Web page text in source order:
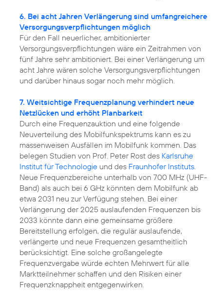
6. Bei acht Jahren Verlängerung sind umfangreichere
Versorgungsverpflichtungen möglich
Für den Fall neuerlicher, ambitionierter
Versorgungsverpflichtungen wäre ein Zeitrahmen von
fünf Jahre sehr ambitioniert. Bei einer Verlängerung um
acht Jahre wären solche Versorgungsverpflichtungen
und darüber hinaus sogar noch mehr möglich.
7. Weitsichtige Frequenzplanung verhindert neue
Netzlücken und erhöht Planbarkeit
Durch eine Frequenzauktion und eine folgende
Neuverteilung des Mobilfunkspektrums kann es zu
massenweisen Ausfällen im Mobilfunk kommen. Das
belegen Studien von Prof. Peter Rost des Karlsruhe
Institut für Technologie und des Fraunhofer Instituts
Neue Frequenzbereiche unterhalb von 700 MHz (UHF-
Band) als auch bei 6 GHz könnten dem Mobilfunk ab
etwa 2031 neu zur Verfügung stehen. Bei einer
Verlängerung der 2025 auslaufenden Frequenzen bis
2033 könnte dann eine gemeinsame größere
Bereitstellung erfolgen, die regulär auslaufende,
verlängerte und neue Frequenzen gesamtheitlich
berücksichtigt. Eine solche großangelegte
Frequenzvergabe würde echten Mehrwert für alle
Marktteilnehmer schaffen und den Risiken einer
Frequenzknappheit entgegenwirken.